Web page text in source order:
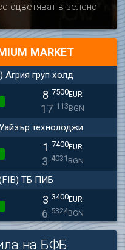
оцветяват в зелено
MARKET
Агрия груп холд
8 7500EUR
17 113BGN
технолоджи
1 7400EUR
3 4031 BGN
ТБ ПИБ
3 3400EUR
6 5324BGN
Софарма
на БФБ